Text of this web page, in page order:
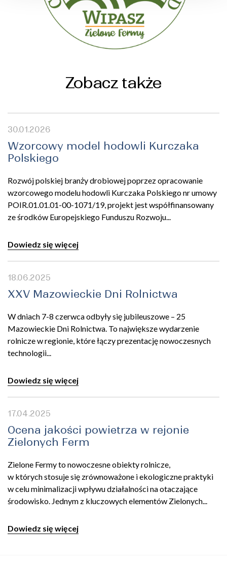
Zobacz także
30.01.2026
Wzorcowy model hodowli Kurczaka
Polskiego
Rozwój polskiej branży drobiowej poprzez opracowanie
wzorcowego modelu hodowli Kurczaka Polskiego nr umowy
POIR.01.01.01-00-1071/19, projekt jest współfinansowany
ze środków Europejskiego Funduszu Rozwoju...
Dowiedz się więcej
18.06.2025
XXV Mazowieckie Dni Rolnictwa
W dniach 7-8 czerwca odbyły się jubileuszowe – 25
Mazowieckie Dni Rolnictwa. To największe wydarzenie
rolnicze w regionie, które łączy prezentację nowoczesnych
technologii...
Dowiedz się więcej
17.04.2025
Ocena jakości powietrza w rejonie
Zielonych Ferm
Zielone Fermy to nowoczesne obiekty rolnicze,
w których stosuje się zrównoważone i ekologiczne praktyki
w celu minimalizacji wpływu działalności na otaczające
środowisko. Jednym z kluczowych elementów Zielonych...
Dowiedz się więcej